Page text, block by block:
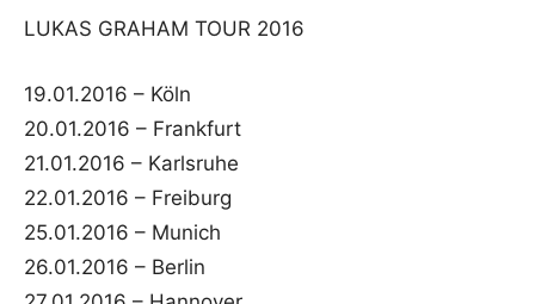
LUKAS GRAHAM TOUR 2016
19.01.2016 – Köln
20.01.2016 – Frankfurt
21.01.2016 – Karlsruhe
22.01.2016 – Freiburg
25.01.2016 – Munich
26.01.2016 – Berlin